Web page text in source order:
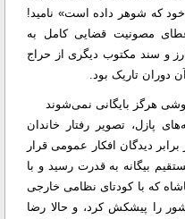
که شوهر داده است» نامید!
مصونیت قضایی کامل به
و سند مکتوب دیگری از حراج
تاریک بود.
هرگز بایگانی نمی‌شوند
پازل، تصویر رفتار خاندان
دیدگان افکار عمومی قرار
بیگانه به قدرت رسید و با
که با کودتای نظامی خارجی
را پیشکش کرد، و حالا رضا